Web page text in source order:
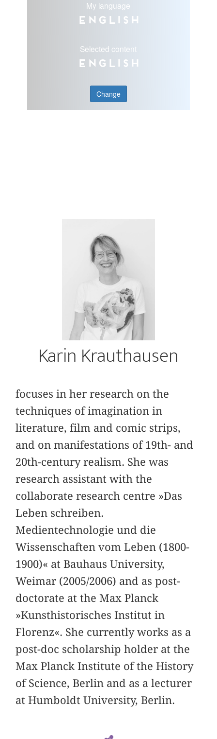
My language
English
Selected content
English
Change
Karin Krauthausen
focuses in her research on the
techniques of imagination in
literature, film and comic strips,
and on manifestations of 19th- and
20th-century realism. She was
research assistant with the
collaborate research centre »Das
Leben schreiben.
Medientechnologie und die
Wissenschaften vom Leben (1800-
1900)« at Bauhaus University,
Weimar (2005/2006) and as post-
doctorate at the Max Planck
»Kunsthistorisches Institut in
Florenz«. She currently works as a
post-doc scholarship holder at the
Max Planck Institute of the History
of Science, Berlin and as a lecturer
at Humboldt University, Berlin.